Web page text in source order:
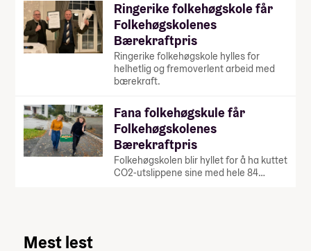
Ringerike folkehøgskole får
Folkehøgskolenes
Bærekraftpris
Ringerike folkehøgskole hylles for
helhetlig og fremoverlent arbeid med
bærekraft.
Fana folkehøgskule får
Folkehøgskolenes
Bærekraftpris
Folkehøgskolen blir hyllet for å ha kuttet
CO2-utslippene sine med hele 84…
Mest lest